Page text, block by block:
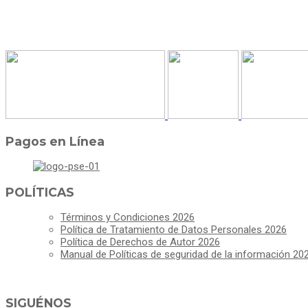
Pagos en Línea
POLÍTICAS
Términos y Condiciones 2026
Política de Tratamiento de Datos Personales 2026
Política de Derechos de Autor 2026
Manual de Políticas de seguridad de la información
SIGUÉNOS